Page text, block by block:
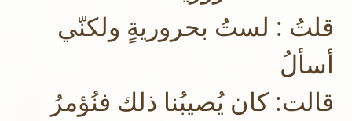
قلتُ : لستُ بحروريةٍ ولكنّي
أسألُ
قالت: كان يُصيبُنا ذلك فنُؤمرُ